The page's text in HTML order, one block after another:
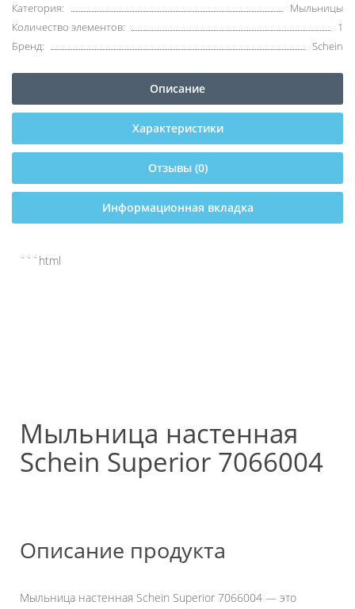
Категория:
Мыльницы
Количество элементов:
1
Бренд:
Schein
Описание
Характеристики
Отзывы (0)
Информационная вкладка
```html
Мыльница настенная
Schein Superior 7066004
Описание продукта
Мыльница настенная Schein Superior 7066004 — это